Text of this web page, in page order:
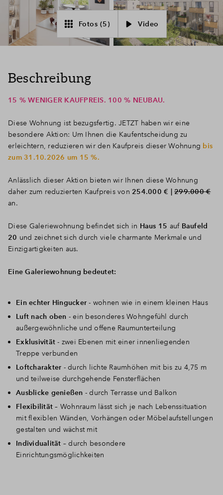
Fotos (5) Video
Beschreibung
15 % WENIGER KAUFPREIS. 100 % NEUBAU.
Diese Wohnung ist bezugsfertig. JETZT haben wir eine
besondere Aktion: Um Ihnen die Kaufentscheidung zu
erleichtern, reduzieren wir den Kaufpreis dieser Wohnung bis
zum 31.10.2026 um 15 %.
Anlässlich dieser Aktion bieten wir Ihnen diese Wohnung
daher zum reduzierten Kaufpreis von 254.000 € | 299.000 €
an.
Diese Galeriewohnung befindet sich in Haus 15 auf Baufeld
20 und zeichnet sich durch viele charmante Merkmale und
Einzigartigkeiten aus.
Eine Galeriewohnung bedeutet:
Ein echter Hingucker - wohnen wie in einem kleinen Haus
Luft nach oben - ein besonderes Wohngefühl durch
außergewöhnliche und offene Raumunterteilung
Exklusivität - zwei Ebenen mit einer innenliegenden
Treppe verbunden
Loftcharakter - durch lichte Raumhöhen mit bis zu 4,75 m
und teilweise durchgehende Fensterflächen
Ausblicke genießen - durch Terrasse und Balkon
Flexibilität – Wohnraum lässt sich je nach Lebenssituation
mit flexiblen Wänden, Vorhängen oder Möbelaufstellungen
gestalten und wächst mit
Individualität – durch besondere
Einrichtungsmöglichkeiten